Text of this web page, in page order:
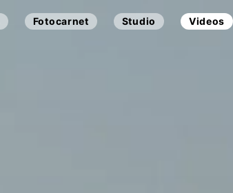
Fotocarnet Studio Videos